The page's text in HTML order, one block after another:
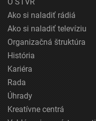
Ako si naladiť rádiá
Ako si naladiť televíziu
Organizačná štruktúra
História
Kariéra
Rada
Úhrady
Kreatívne centrá